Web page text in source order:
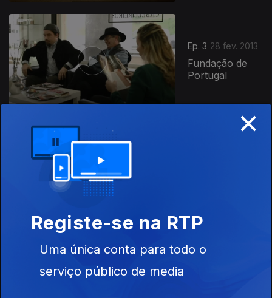
Ep. 3 28 fev. 2013
Fundação de
Portugal
Ep. 1
784042 ×
Registe-se na RTP
Uma única conta para todo o
serviço público de media